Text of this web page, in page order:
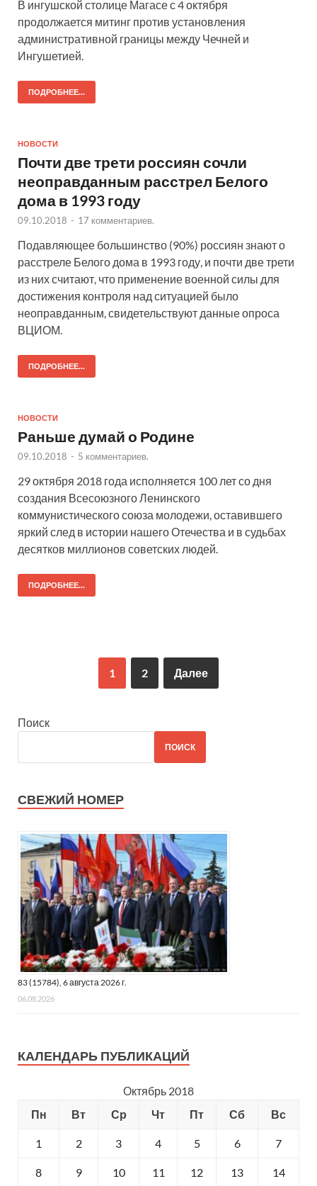
В ингушской столице Магасе с 4 октября
продолжается митинг против установления
административной границы между Чечней и
Ингушетией.
ПОДРОБНЕЕ...
НОВОСТИ
Почти две трети россиян сочли
неоправданным расстрел Белого
дома в 1993 году
09.10.2018 - 17 комментариев.
Подавляющее большинство (90%) россиян знают о
расстреле Белого дома в 1993 году, и почти две трети
из них считают, что применение военной силы для
достижения контроля над ситуацией было
неоправданным, свидетельствуют данные опроса
ВЦИОМ.
ПОДРОБНЕЕ...
НОВОСТИ
Раньше думай о Родине
09.10.2018 - 5 комментариев.
29 октября 2018 года исполняется 100 лет со дня
создания Всесоюзного Ленинского
коммунистического союза молодежи, оставившего
яркий след в истории нашего Отечества и в судьбах
десятков миллионов советских людей.
ПОДРОБНЕЕ...
1 2 Далее
Поиск
ПОИСК
СВЕЖИЙ НОМЕР
83 (15784), 6 августа 2026 г.
06.08.2026
КАЛЕНДАРЬ ПУБЛИКАЦИЙ
Октябрь 2018
Пн
Вт Ср Чт Пт Сб Вс
1 2 3 4 5 6 7
8 9 10 11 12 13 14